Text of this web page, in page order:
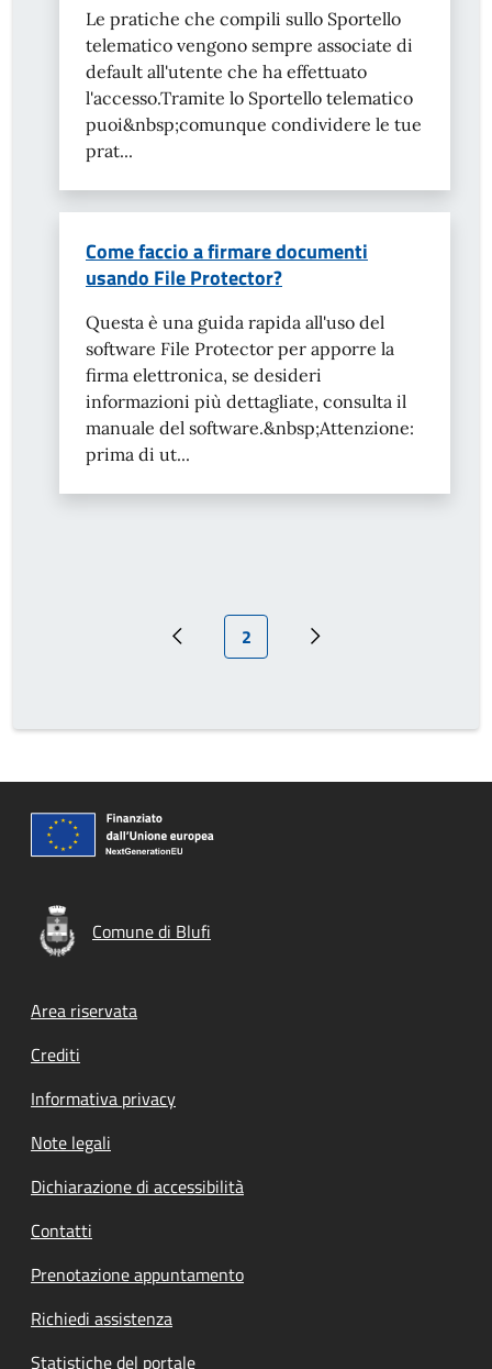
Le pratiche che compili sullo Sportello
telematico vengono sempre associate di
default all'utente che ha effettuato
l'accesso.Tramite lo Sportello telematico
puoi&nbsp;comunque condividere le tue
prat...
Come faccio a firmare documenti
usando File Protector?
Questa è una guida rapida all'uso del
software File Protector per apporre la
firma elettronica, se desideri
informazioni più dettagliate, consulta il
manuale del software.&nbsp;Attenzione:
prima di ut...
Pagina precedente
Pagina attuale
2 Pagina successiva
Comune di Blufi
Footer menu
Area riservata
Crediti
Informativa privacy
Note legali
Dichiarazione di accessibilità
Contatti
Prenotazione appuntamento
Richiedi assistenza
Statistiche del portale